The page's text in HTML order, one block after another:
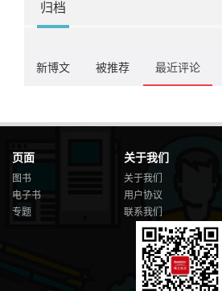
归档
新博文 被推荐 最近评论
页面
图书
电子书
专题
关于我们
关于我们
用户协议
联系我们